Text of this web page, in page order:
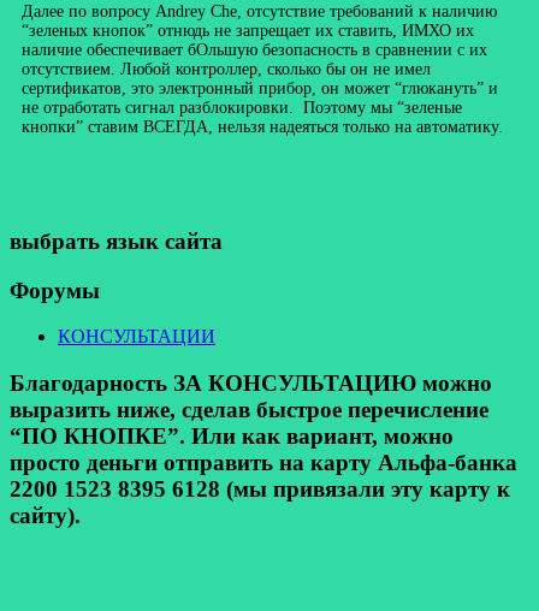
Далее по вопросу Andrey Che, отсутствие требований к наличию
“зеленых кнопок” отнюдь не запрещает их ставить, ИМХО их
наличие обеспечивает бОльшую безопасность в сравнении с их
отсутствием. Любой контроллер, сколько бы он не имел
сертификатов, это электронный прибор, он может “глюкануть” и
не отработать сигнал разблокировки. Поэтому мы “зеленые
кнопки” ставим ВСЕГДА, нельзя надеяться только на автоматику.
выбрать язык сайта
Форумы
КОНСУЛЬТАЦИИ
Благодарность ЗА КОНСУЛЬТАЦИЮ можно
выразить ниже, сделав быстрое перечисление
“ПО КНОПКЕ”. Или как вариант, можно
просто деньги отправить на карту Альфа-банка
2200 1523 8395 6128 (мы привязали эту карту к
сайту).